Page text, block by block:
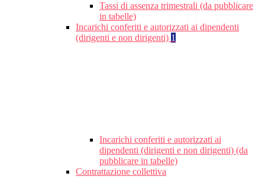
Tassi di assenza trimestrali (da pubblicare
in tabelle)
Incarichi conferiti e autorizzati ai dipendenti
(dirigenti e non dirigenti) 1
Incarichi conferiti e autorizzati ai
dipendenti (dirigenti e non dirigenti) (da
pubblicare in tabelle)
Contrattazione collettiva